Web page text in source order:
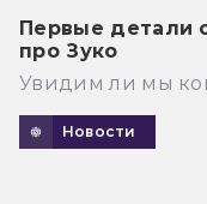
Первые детали
про Зуко
Увидим ли мы
Новости